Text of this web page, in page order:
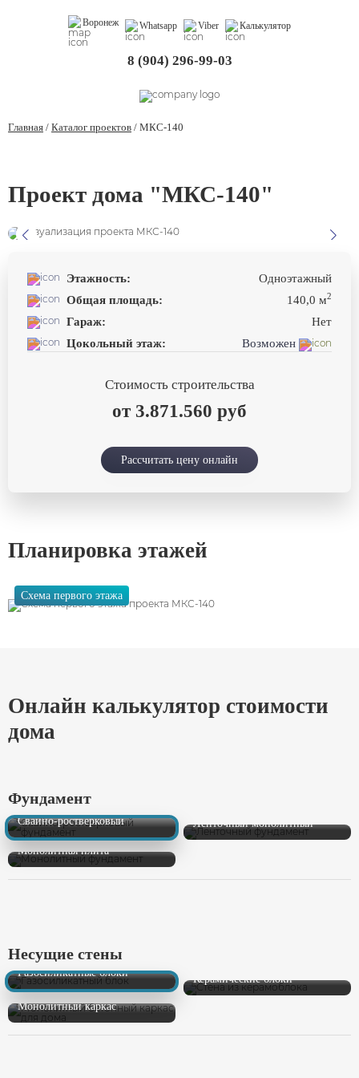
Воронеж Whatsapp Viber Калькулятор
8 (904) 296-99-03
Главная / Каталог проектов / МКС-140
Проект дома "МКС-140"
Этажность:
Одноэтажный
Общая площадь:
140,0 м2
Гараж:
Нет
Цокольный этаж:
Возможен
Стоимость строительства
от 3.871.560 руб
Рассчитать цену онлайн
Планировка этажей
Схема первого этажа
Онлайн калькулятор стоимости
дома
Фундамент
Свайно-ростверковый Ленточный монолитный
Монолитная плита
Несущие стены
Газосиликатные блоки
Керамические блоки
Монолитный каркас